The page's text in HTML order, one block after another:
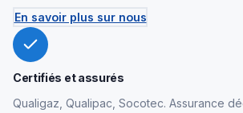
En savoir plus sur nous
Certifiés et assurés
Qualigaz, Qualipac, Socotec. Assurance